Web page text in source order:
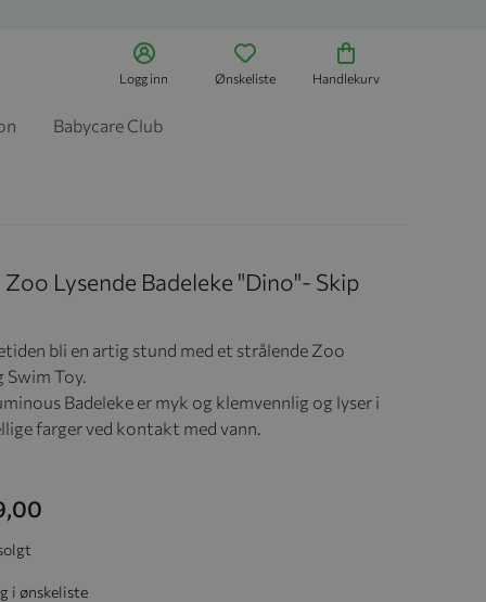
Logg inn Ønskeliste Handlekurv
Babycare Club
Zoo Lysende Badeleke "Dino"- Skip
bli en artig stund med et strålende Zoo
Swim Toy.
Badeleke er myk og klemvennlig og lyser i
farger ved kontakt med vann.
i ønskeliste